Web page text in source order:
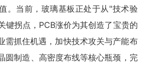
。当前，玻璃基板正处于从"技术验
键拐点，PCB涨价为其创造了宝贵的
需抓住机遇，加快技术攻关与产能布
圆制造、高密度布线等核心瓶颈，完